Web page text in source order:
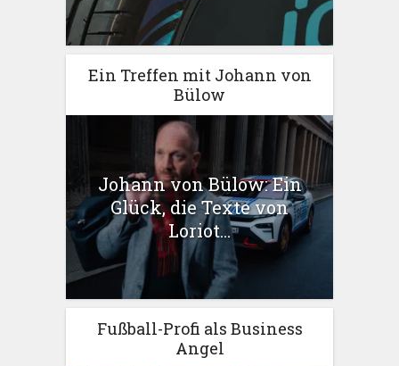
Ein Treffen mit Johann von
Bülow
Johann von Bülow: Ein
Glück, die Texte von
Loriot...
Fußball-Profi als Business
Angel